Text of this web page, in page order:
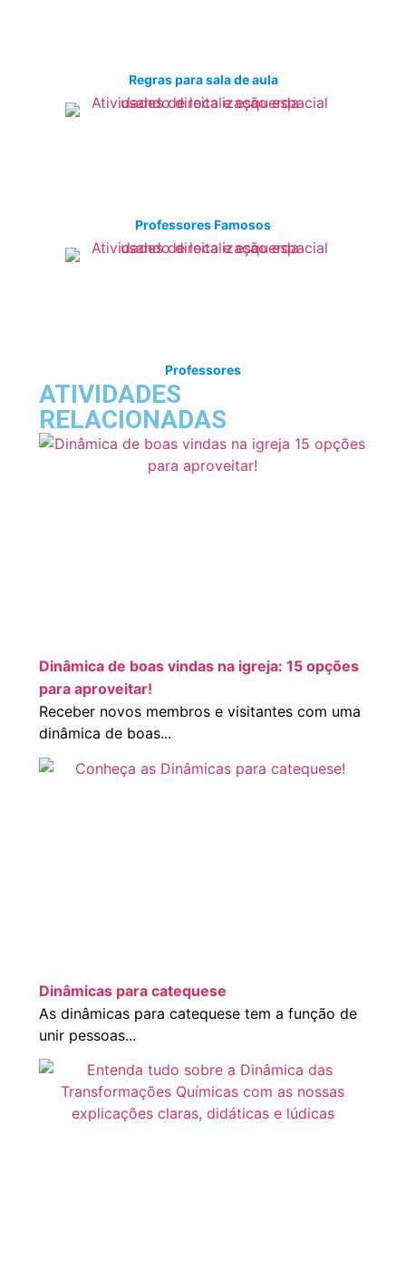
Regras para sala de aula
Professores Famosos
Professores
ATIVIDADES
RELACIONADAS
Dinâmica de boas vindas na igreja: 15 opções
para aproveitar!
Receber novos membros e visitantes com uma
dinâmica de boas...
Dinâmicas para catequese
As dinâmicas para catequese tem a função de
unir pessoas...